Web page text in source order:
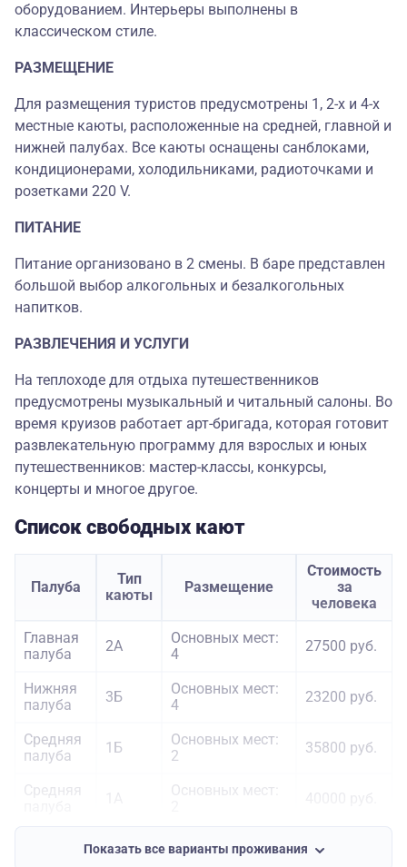
оборудованием. Интерьеры выполнены в
классическом стиле.
РАЗМЕЩЕНИЕ
Для размещения туристов предусмотрены 1, 2-х и 4-х
местные каюты, расположенные на средней, главной и
нижней палубах. Все каюты оснащены санблоками,
кондиционерами, холодильниками, радиоточками и
розетками 220 V.
ПИТАНИЕ
Питание организовано в 2 смены. В баре представлен
большой выбор алкогольных и безалкогольных
напитков.
РАЗВЛЕЧЕНИЯ И УСЛУГИ
На теплоходе для отдыха путешественников
предусмотрены музыкальный и читальный салоны. Во
время круизов работает арт-бригада, которая готовит
развлекательную программу для взрослых и юных
путешественников: мастер-классы, конкурсы,
концерты и многое другое.
Список свободных кают
Палуба
Тип
каюты
Размещение
Стоимость
за
человека
Главная
палуба
2А
Основных мест:
4
27500 руб.
Нижняя
палуба
3Б
Основных мест:
4
23200 руб.
Средняя
палуба
1Б
Основных мест:
2
35800 руб.
Средняя
Основных мест:
2
Показать все варианты проживания